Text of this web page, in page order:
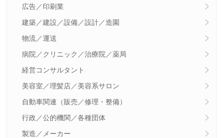
広告／印刷業
建築／建設／設備／設計／造園
物流／運送
病院／クリニック／治療院／薬局
経営コンサルタント
美容室／理髪店／美容系サロン
自動車関連（販売／修理・整備）
行政／公的機関／各種団体
製造／メーカー